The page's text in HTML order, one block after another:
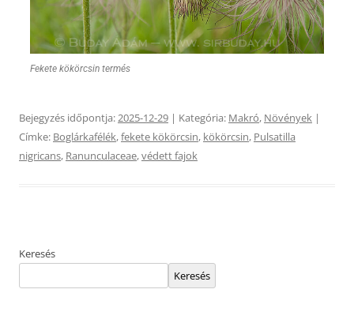
Fekete kökörcsin termés
Bejegyzés időpontja:2025-12-29 | Kategória: Makró, Növények |
Címke: Boglárkafélék,fekete kökörcsin, kökörcsin, Pulsatilla
nigricans, Ranunculaceae,védett fajok
Keresés
Keresés